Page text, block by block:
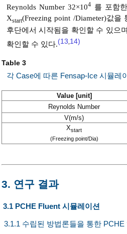
Reynolds Number 32×104 를 포함
Xstart(Freezing point /Diameter)값
후단에서 시작됨을 확인할 수 있으
확인할 수 있다.(13,14)
Table 3
각 Case에 따른 Fensap-Ice 시뮬레
Value [unit]
Reynolds Number
V(m/s)
Xstart
(Freezing point/Dia)
3. 연구 결과
3.1 PCHE Fluent 시뮬레이션
3.1.1 수립된 방법론들을 통한